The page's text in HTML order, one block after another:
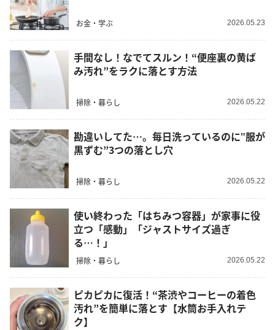
お金・学ぶ 2026.05.23
手間なし！なでてスルン！“便座裏の黄ば
み汚れ”をラクに落とす方法
掃除・暮らし 2026.05.22
勘違いしてた…。毎日洗っているのに‟服が
黒ずむ”3つの落とし穴
掃除・暮らし 2026.05.22
使い終わった「はちみつ容器」が家事に役
立つ「感動」「ジャストサイズ過ぎ
る…！」
掃除・暮らし 2026.05.22
ピカピカに復活！“茶渋やコーヒーの着色
汚れ”を簡単に落とす【水筒お手入れテ
ク】